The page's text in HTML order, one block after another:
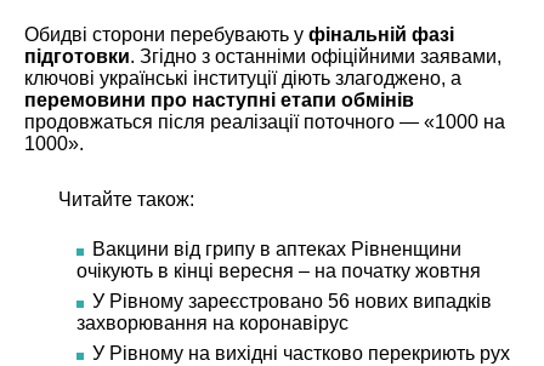
Обидві сторони перебувають у фінальній фазі
підготовки. Згідно з останніми офіційними заявами,
ключові українські інституції діють злагоджено, а
перемовини про наступні етапи обмінів
продовжаться після реалізації поточного — «1000 на
1000».
Читайте також:
Вакцини від грипу в аптеках Рівненщини
очікують в кінці вересня – на початку жовтня
У Рівному зареєстровано 56 нових випадків
захворювання на коронавірус
У Рівному на вихідні частково перекриють рух